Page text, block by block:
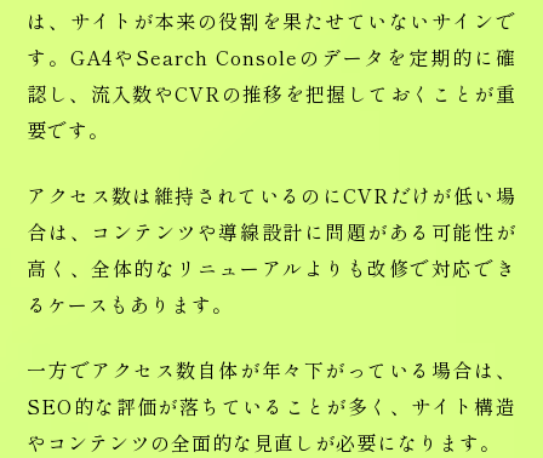
は、サイトが本来の役割を果たせていないサインで
す。GA4やSearch Consoleのデータを定期的に確
認し、流入数やCVRの推移を把握しておくことが重
要です。
アクセス数は維持されているのにCVRだけが低い場
合は、コンテンツや導線設計に問題がある可能性が
高く、全体的なリニューアルよりも改修で対応でき
るケースもあります。
一方でアクセス数自体が年々下がっている場合は、
SEO的な評価が落ちていることが多く、サイト構造
やコンテンツの全面的な見直しが必要になります。